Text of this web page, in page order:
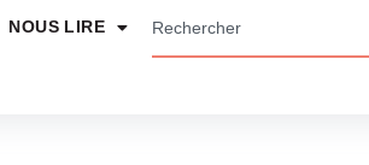
NOUS LIRE